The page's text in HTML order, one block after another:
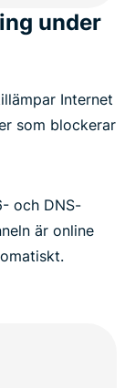
under
Internet
som blockerar
och DNS-
är online